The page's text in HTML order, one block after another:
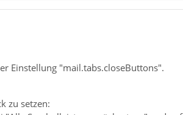
Einstellung "mail.tabs.closeButtons".
zu setzen: